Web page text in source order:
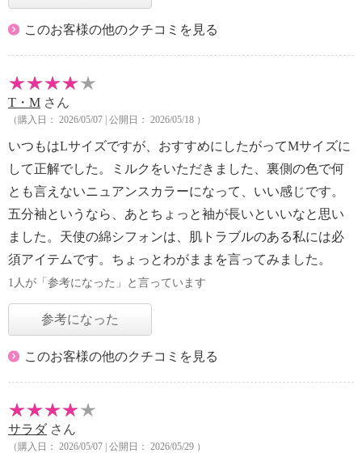
このお客様の他のクチコミを見る
T・M さん
（購入日： 2026/05/07 | 公開日： 2026/05/18 ）
いつもはLサイズですが、おすすめにしたがってMサイズに
して正解でした。ミルクをいただきました、裏側の色で何
とも言えないニュアンスカラーになって、いい感じです。
五分袖というなら、あとちょっと袖が長いといいなと思い
ました。天使の綿シフォンは、肌トラブルのある私には必
須アイテムです。ちょっとわがままを言ってみました。
1人が「参考になった」と言っています
参考になった
このお客様の他のクチコミを見る
サラダさん
（購入日： 2026/05/07 | 公開日： 2026/05/29 ）